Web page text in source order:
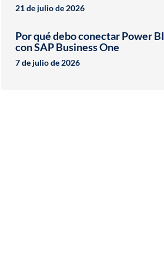
21 de julio de 2026
Por qué debo conectar Power BI
con SAP Business One
7 de julio de 2026